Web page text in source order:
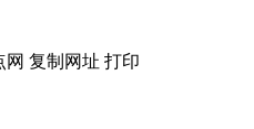
网 复制网址 打印